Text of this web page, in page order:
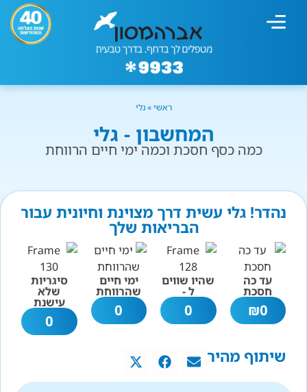
ראשי»גלי
המחשבון - גלי
כמה כסף חסכת וכמה ימי חיים הרווחת
נהדר! גלי עשית דרך מצוינת וחיונית עבור
הבריאות שלך
עד כה
חסכת
0
₪
שהיו שווים
ל -
0
ימי חיים
שהרווחת
0
סיגריות
שלא
עישנת
0
שיתוף מהיר